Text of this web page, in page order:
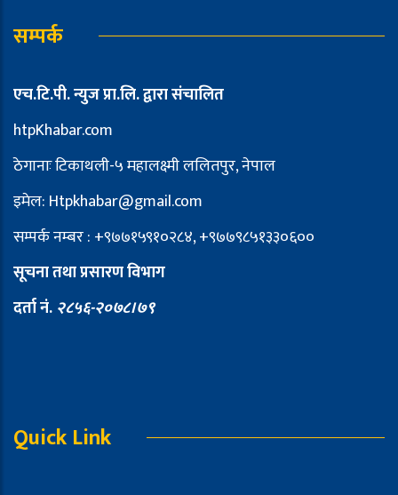
सम्पर्क
एच.टि.पी. न्युज प्रा.लि. द्वारा संचालित
htpKhabar.com
ठेगानाः टिकाथली-५ महालक्ष्मी ललितपुर, नेपाल
इमेल: Htpkhabar@gmail.com
सम्पर्क नम्बर : +९७७१५९१०२८४, +९७७९८५१३३०६००
सूचना तथा प्रसारण विभाग
दर्ता नं. २८५६-२०७८।७९
Quick Link